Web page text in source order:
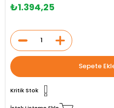
₺1.394,25
Kritik Stok